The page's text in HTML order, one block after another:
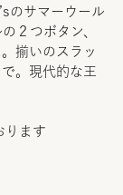
のサマーウール
２つボタン、
揃いのスラッ
。現代的な王
ります